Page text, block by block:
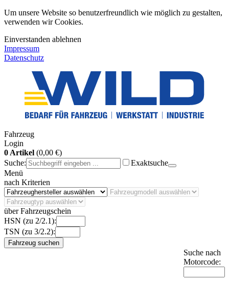
Um unsere Website so benutzerfreundlich wie möglich zu gestalten,
verwenden wir Cookies.
Einverstanden ablehnen
Impressum
Datenschutz
Fahrzeug
Login
0 Artikel (0,00 €)
Suche:
Exaktsuche
Menü
nach Kriterien
über Fahrzeugschein
HSN (zu 2/2.1):
TSN (zu 3/2.2):
Fahrzeug suchen
Suche nach
Motorcode: